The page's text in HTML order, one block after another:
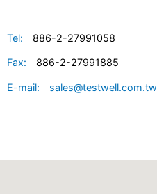
Tel: 886-2-27991058
Fax: 886-2-27991885
E-mail: sales@testwell.com.tw